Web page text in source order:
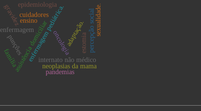
assistência domiciliar
cuidadores
enfermagem pediátrica.
oncologiaadaptação.
família
enfermagem
internato não médico
percepção social
gravidez sexualidade.
punções
neoplasias da mama
epidemiologia
pandemias
estomia
ensino